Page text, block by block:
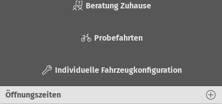
Beratung Zuhause
Probefahrten
Individuelle Fahrzeugkonfiguration
Öffnungszeiten